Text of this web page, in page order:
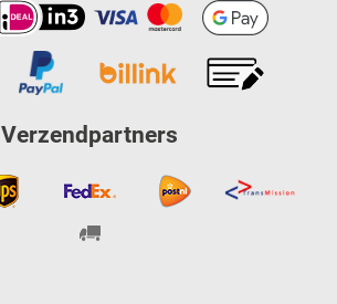
Verzendpartners